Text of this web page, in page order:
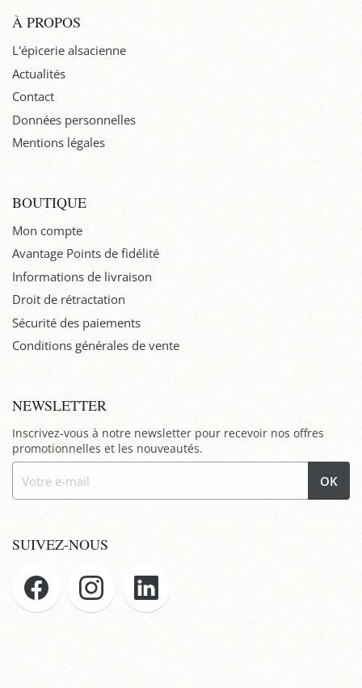
À PROPOS
L'épicerie alsacienne
Actualités
Contact
Données personnelles
Mentions légales
BOUTIQUE
Mon compte
Avantage Points de fidélité
Informations de livraison
Droit de rétractation
Sécurité des paiements
Conditions générales de vente
NEWSLETTER
Inscrivez-vous à notre newsletter pour recevoir nos offres
promotionnelles et les nouveautés.
OK
SUIVEZ-NOUS